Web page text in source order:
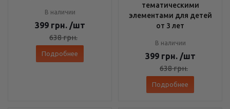
В наличии
399 грн. /шт
638грн.
Подробнее
тематическими
элементами для детей
от 3 лет
В наличии
399 грн. /шт
638грн.
Подробнее